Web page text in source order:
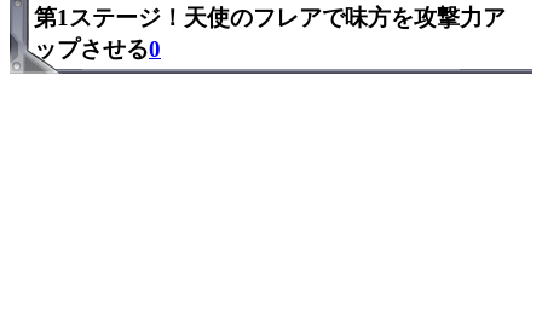
第1ステージ！天使のフレアで味方を攻撃力ア
ップさせる0